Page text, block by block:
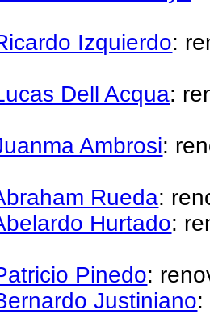
Izquierdo:
Dell Acqua:
Ambrosi:
Rueda:
Hurtado:
Pinedo:
Justiniano: